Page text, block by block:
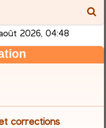
2026, 04:48
corrections